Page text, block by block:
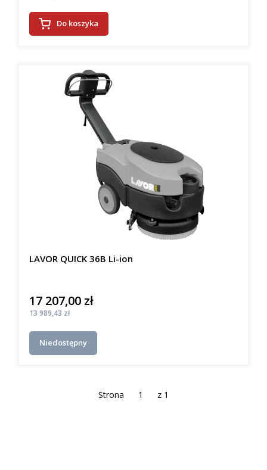
Do koszyka
LAVOR QUICK 36B Li-ion
Cena
17 207,00 zł
Cena
13 989,43 zł
Niedostępny
Strona z 1